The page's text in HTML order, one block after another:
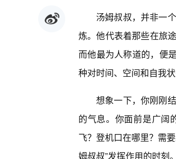
汤姆叔叔，并非一
炼。他代表着那些在旅
而他最为人称道的，便
种对时间、空间和自我
想象一下，你刚刚
的气息。你面前是广阔
飞？登机口在哪里？需
姆叔叔”发挥作用的时刻。